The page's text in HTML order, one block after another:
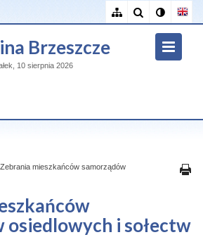
Brzeszcze
10 sierpnia 2026
Zebrania mieszkańców samorządów
osiedlowych i sołectw